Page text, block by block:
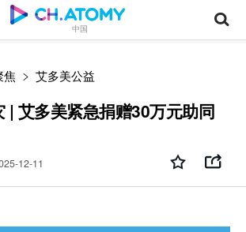
中国
焦 艾多美公益
| 艾多美紧急捐赠30万元助同
12-11